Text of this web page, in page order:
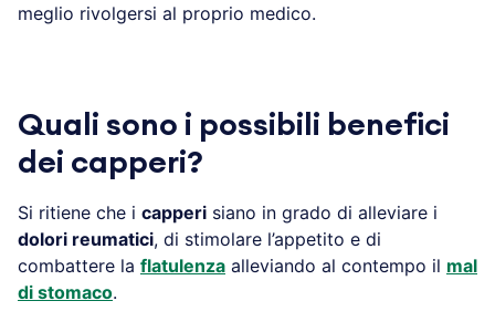
meglio rivolgersi al proprio medico.
Quali sono i possibili benefici
dei capperi?
Si ritiene che i capperi siano in grado di alleviare i
dolori reumatici, di stimolare l’appetito e di
combattere la flatulenza alleviando al contempo il mal
di stomaco.